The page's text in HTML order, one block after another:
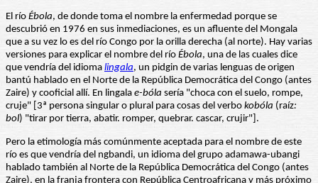
El río Ébola, de donde toma el nombre la enfermedad porque se
descubrió en 1976 en sus inmediaciones, es un afluente del Mongala
que a su vez lo es del río Congo por la orilla derecha (al norte). Hay varias
versiones para explicar el nombre del río Ébola, una de las cuales dice
que vendría del idioma lingala, un pidgin de varias lenguas de origen
bantú hablado en el Norte de la República Democrática del Congo (antes
Zaire) y cooficial allí. En lingala e-bóla sería "choca con el suelo, rompe,
cruje" [3ª persona singular o plural para cosas del verbo kobóla (raíz:
bol) "tirar por tierra, abatir. romper, quebrar. cascar, crujir"].
Pero la etimología más comúnmente aceptada para el nombre de este
río es que vendría del ngbandi, un idioma del grupo adamawa-ubangi
hablado también al Norte de la República Democrática del Congo (antes
Zaire), en la franja frontera con República Centroafricana y más próximo